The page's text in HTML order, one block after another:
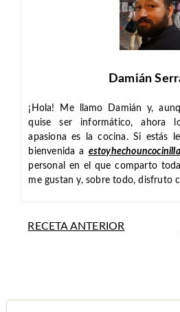
Damián
¡Hola! Me llamo Damián y,
quise ser informático, ahora
apasiona es la cocina. Si estás
bienvenida a
personal en el que comparto
me gustan y, sobre todo, disfruto
RECETA ANTERIOR